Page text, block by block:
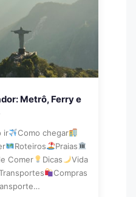
Metrô, Ferry e
ir
Como chegar
Roteiros
Praias
Comer Dicas
Vida
Compras